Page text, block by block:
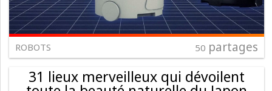
ROBOTS 50 partages
31 lieux merveilleux qui dévoilent